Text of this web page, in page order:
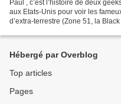
Paul , c’est l’histoire de deux
aux Etats-Unis pour voir les
d’extra-terrestre (Zone 51, la
Hébergé par Overblog
Top articles
Pages